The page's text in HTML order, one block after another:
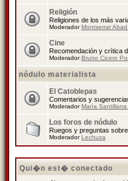
Religión
Religiones de los más
ModeradorMontserrat
Cine
Recomendación y crítica
ModeradorBruno Cicero
nódulo materialista
El Catoblepas
Comentarios y
ModeradorMaría Santillana
Los foros de nódulo
Ruegos y preguntas
ModeradorLechuza
Qui�n est� conectado